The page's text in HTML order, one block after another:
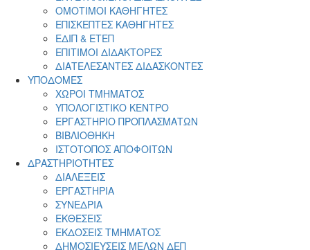
ΟΜΟΤΙΜΟΙ ΚΑΘΗΓΗΤΕΣ
ΕΠΙΣΚΕΠΤΕΣ ΚΑΘΗΓΗΤΕΣ
ΕΔΙΠ & ΕΤΕΠ
ΕΠΙΤΙΜΟΙ ΔΙΔΑΚΤΟΡΕΣ
ΔΙΑΤΕΛΕΣΑΝΤΕΣ ΔΙΔΑΣΚΟΝΤΕΣ
ΥΠΟΔΟΜΕΣ
ΧΩΡΟΙ ΤΜΗΜΑΤΟΣ
ΥΠΟΛΟΓΙΣΤΙΚΟ ΚΕΝΤΡΟ
ΕΡΓΑΣΤΗΡΙΟ ΠΡΟΠΛΑΣΜΑΤΩΝ
ΒΙΒΛΙΟΘΗΚΗ
ΙΣΤΟΤΟΠΟΣ ΑΠΟΦΟΙΤΩΝ
ΔΡΑΣΤΗΡΙΟΤΗΤΕΣ
ΔΙΑΛΕΞΕΙΣ
ΕΡΓΑΣΤΗΡΙΑ
ΣΥΝΕΔΡΙΑ
ΕΚΘΕΣΕΙΣ
ΕΚΔΟΣΕΙΣ ΤΜΗΜΑΤΟΣ
ΔΗΜΟΣΙΕΥΣΕΙΣ ΜΕΛΩΝ ΔΕΠ